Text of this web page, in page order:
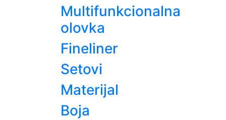
Multifunkcionalna
olovka
Fineliner
Setovi
Materijal
Boja